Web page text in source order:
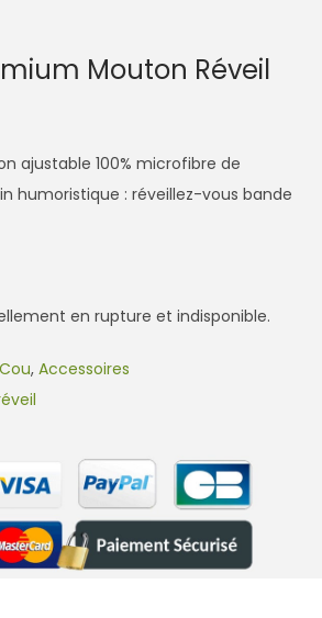
Mouton Réveil
ajustable 100% microfibre de
humoristique : réveillez-vous bande
en rupture et indisponible.
, Accessoires